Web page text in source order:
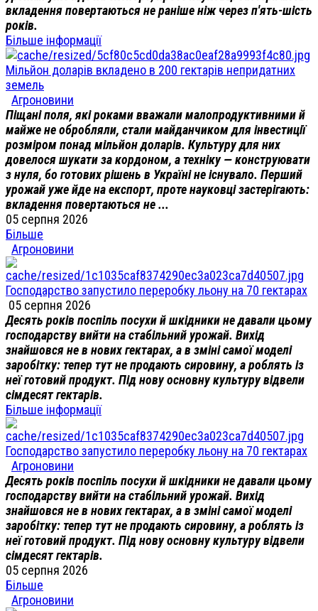
вкладення повертаються не раніше ніж через п'ять-шість
років.
Більше інформації
Мільйон доларів вкладено в 200 гектарів непридатних
земель
Агроновини
Піщані поля, які роками вважали малопродуктивними й
майже не обробляли, стали майданчиком для інвестиції
розміром понад мільйон доларів. Культуру для них
довелося шукати за кордоном, а техніку — конструювати
з нуля, бо готових рішень в Україні не існувало. Перший
урожай уже йде на експорт, проте науковці застерігають:
вкладення повертаються не ...
05 серпня 2026
Більше
Агроновини
Господарство запустило переробку льону на 70 гектарах
05 серпня 2026
Десять років поспіль посухи й шкідники не давали цьому
господарству вийти на стабільний урожай. Вихід
знайшовся не в нових гектарах, а в зміні самої моделі
заробітку: тепер тут не продають сировину, а роблять із
неї готовий продукт. Під нову основну культуру відвели
сімдесят гектарів.
Більше інформації
Господарство запустило переробку льону на 70 гектарах
Агроновини
Десять років поспіль посухи й шкідники не давали цьому
господарству вийти на стабільний урожай. Вихід
знайшовся не в нових гектарах, а в зміні самої моделі
заробітку: тепер тут не продають сировину, а роблять із
неї готовий продукт. Під нову основну культуру відвели
сімдесят гектарів.
05 серпня 2026
Більше
Агроновини